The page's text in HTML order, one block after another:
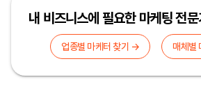
내 비즈니스에 필요한 마케팅 전
업종별 마케터 찾기 → 매체별